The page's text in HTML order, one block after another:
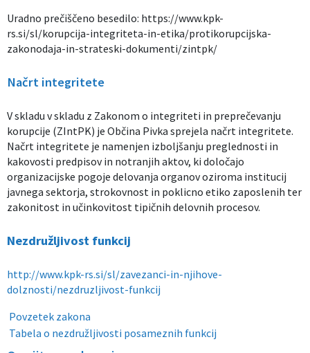
Uradno prečiščeno besedilo: https://www.kpk-
rs.si/sl/korupcija-integriteta-in-etika/protikorupcijska-
zakonodaja-in-strateski-dokumenti/zintpk/
Načrt integritete
V skladu v skladu z Zakonom o integriteti in preprečevanju
korupcije (ZIntPK) je Občina Pivka sprejela načrt integritete.
Načrt integritete je namenjen izboljšanju preglednosti in
kakovosti predpisov in notranjih aktov, ki določajo
organizacijske pogoje delovanja organov oziroma institucij
javnega sektorja, strokovnost in poklicno etiko zaposlenih ter
zakonitost in učinkovitost tipičnih delovnih procesov.
Nezdružljivost funkcij
http://www.kpk-rs.si/sl/zavezanci-in-njihove-
dolznosti/nezdruzljivost-funkcij
Povzetek zakona
Tabela o nezdružljivosti posameznih funkcij